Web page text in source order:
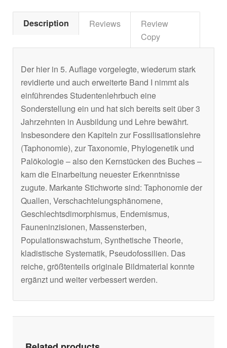
65,45 €. 30,00 €.
Description Reviews
Review
Copy
Der hier in 5. Auflage vorgelegte, wiederum stark
revidierte und auch erweiterte Band I nimmt als
einführendes Studentenlehrbuch eine
Sonderstellung ein und hat sich bereits seit über 3
Jahrzehnten in Ausbildung und Lehre bewährt.
Insbesondere den Kapiteln zur Fossilisationslehre
(Taphonomie), zur Taxonomie, Phylogenetik und
Palökologie – also den Kernstücken des Buches –
kam die Einarbeitung neuester Erkenntnisse
zugute. Markante Stichworte sind: Taphonomie der
Quallen, Verschachtelungsphänomene,
Geschlechtsdimorphismus, Endemismus,
Fauneninzisionen, Massensterben,
Populationswachstum, Synthetische Theorie,
kladistische Systematik, Pseudofossilien. Das
reiche, größtenteils originale Bildmaterial konnte
ergänzt und weiter verbessert werden.